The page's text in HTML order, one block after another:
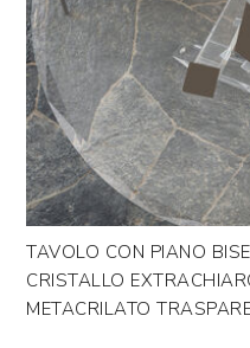
>
Design
TAVOLO CON PIANO
CRISTALLO
METACRILATO